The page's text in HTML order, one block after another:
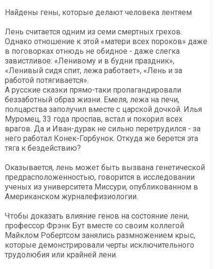
Найдены гены, которые делают человека лентяем
Лень считается одним из семи смертных грехов.
Однако отношение к этой «матери всех пороков» даже
в поговорках отнюдь не обидное - даже слегка
завистливое: «Ленивому и в будни праздник»,
«Ленивый сидя спит, лежа работает», «Лень и за
работой потягивается».
А русские сказки прямо-таки пропагандировали
беззаботный образ жизни. Емеля, лежа на печи,
полцарства заполучил вместе с царской дочкой. Илья
Муромец, 33 года проспав, встал и покорил всех
врагов. Да и Иван-дурак не сильно перетрудился - за
него работал Конек-Горбунок. Откуда же берется эта
тяга к бездействию?
Оказывается, лень может быть вызвана генетической
предрасположенностью, говорится в исследовании
ученых из университета Миссури, опубликованном в
Американском журналефизиологии.
Чтобы доказать влияние генов на состояние лени,
профессор Фрэнк Бут вместе со своим коллегой
Майклом Робертсом занялись размножением крыс,
которые демонстрировали черты исключительного
трудолюбия или крайней лени.